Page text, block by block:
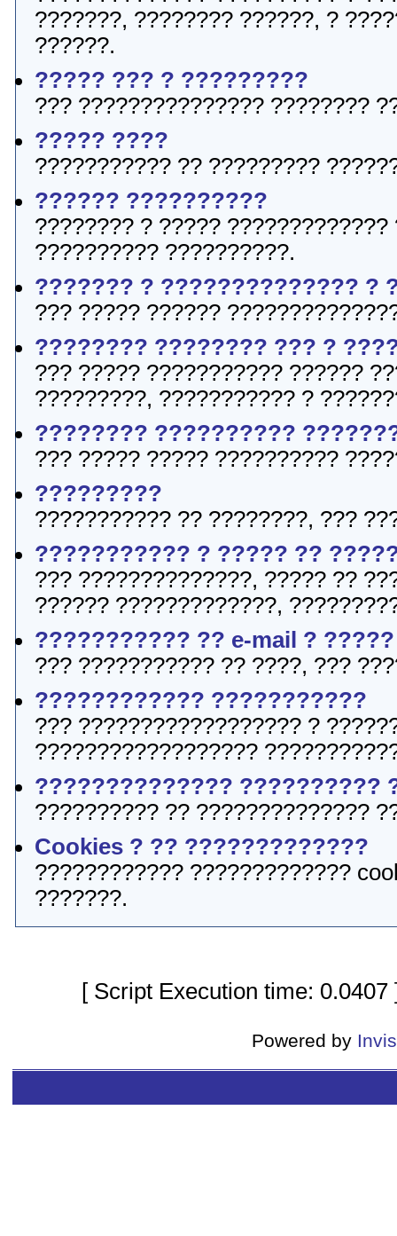
???????, ???????? ??????, ?
??????.
????? ??? ? ?????????
??? ??????????????? ????????
????? ????
??????????? ?? ?????????
?????? ??????????
???????? ? ?????
?????????? ??????????.
??????? ? ?????????????? ?
??? ????? ??????
???????? ???????? ??? ?
??? ????? ??????????? ??????
?????????, ??????????? ?
???????? ??????????
??? ????? ????? ??????????
?????????
??????????? ?? ????????, ???
??????????? ? ????? ??
??? ??????????????, ????? ??
?????? ?????????????,
??????????? ?? e-mail ?
??? ??????????? ?? ????, ???
???????????? ???????????
??? ?????????????????? ?
??????????????????
?????????????? ??????????
?????????? ?? ??????????????
Cookies ? ?? ?????????????
???????????? ?????????????
???????.
[ Script Execution time:
Powered by